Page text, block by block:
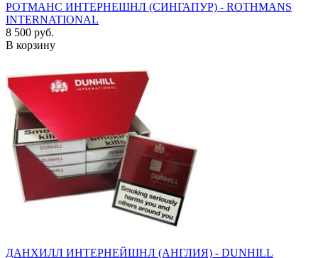
РОТМАНС ИНТЕРНЕШНЛ (СИНГАПУР) - ROTHMANS
INTERNATIONAL
8 500 руб.
В корзину
ДАНХИЛЛ ИНТЕРНЕЙШНЛ (АНГЛИЯ) - DUNHILL